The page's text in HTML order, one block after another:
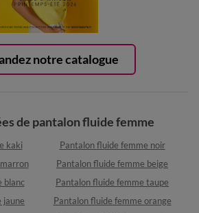
notre catalogue
de pantalon fluide femme
kaki
Pantalon fluide femme noir
Pantalon fluide femme beige
blanc
Pantalon fluide femme taupe
jaune
Pantalon fluide femme orange